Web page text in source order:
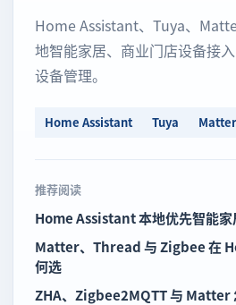
Home Assistant、Tuya、
地智能家居、商业门店设备接
设备管理。
Home Assistant Tuya Matter
推荐阅读
Home Assistant 本地优先智能家
Matter、Thread 与 Zigbee 在
何选
ZHA、Zigbee2MQTT 与 Matter